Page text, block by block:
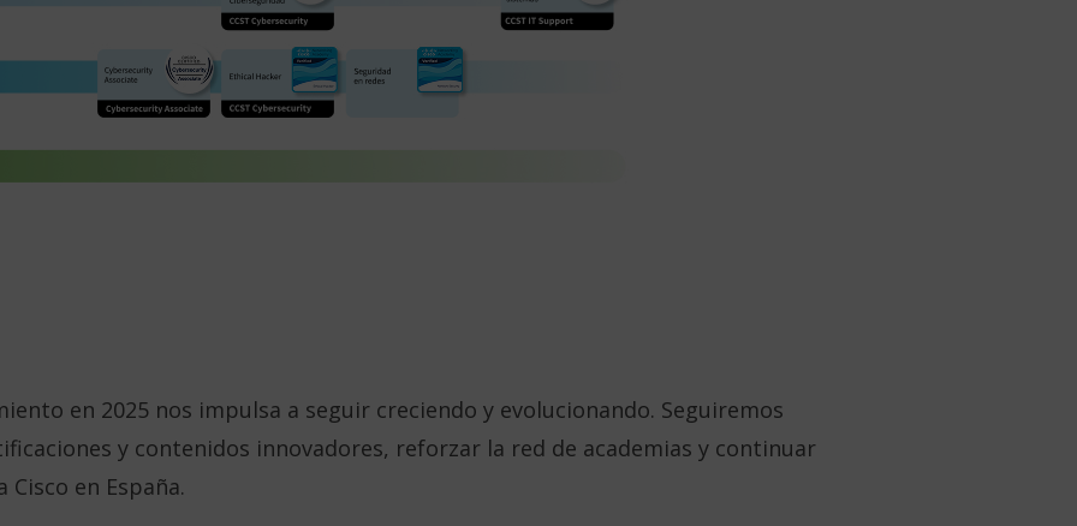
en 2025 nos impulsa a seguir creciendo y evolucionando. Seguiremos
y contenidos innovadores, reforzar la red de academias y continuar
en España.